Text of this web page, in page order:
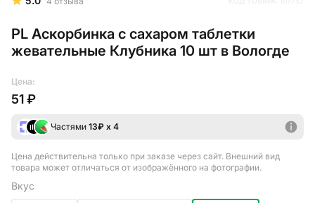
PL Аскорбинка с сахаром таблетки
жевательные Клубника 10 шт в Вологде
Цена:
51 ₽
Частями 13₽ х 4
Цена действительна только при заказе через сайт. Внешний вид
товара может отличаться от изображённого на фотографии.
Вкус